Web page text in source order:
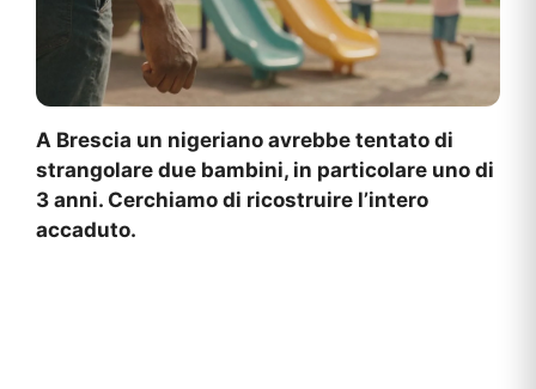
A Brescia un nigeriano avrebbe tentato di
strangolare due bambini, in particolare uno di
3 anni. Cerchiamo di ricostruire l’intero
accaduto.